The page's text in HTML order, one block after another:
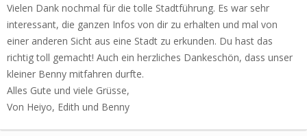
Vielen Dank nochmal für die tolle Stadtführung. Es war sehr
interessant, die ganzen Infos von dir zu erhalten und mal von
einer anderen Sicht aus eine Stadt zu erkunden. Du hast das
richtig toll gemacht! Auch ein herzliches Dankeschön, dass unser
kleiner Benny mitfahren durfte.
Alles Gute und viele Grüsse,
Von Heiyo, Edith und Benny